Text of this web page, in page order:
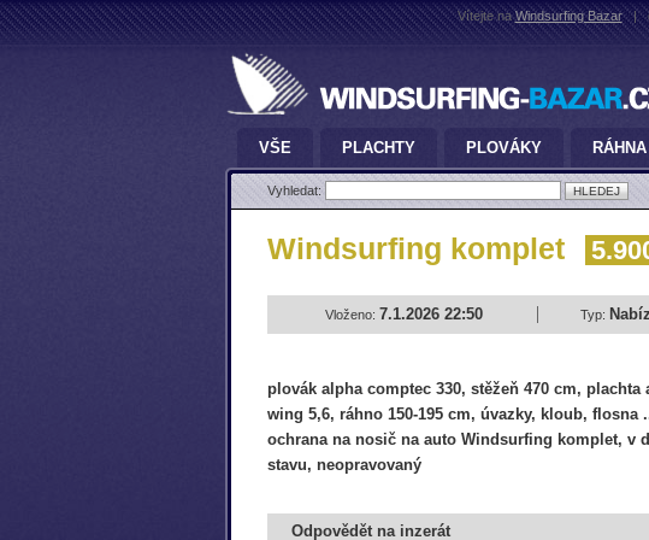
Vítejte naWindsurfing Bazar |
VŠE PLACHTY PLOVÁKY RÁHNA
Vyhledat:
Windsurfing komplet
Vloženo: 7.1.2026 22:50 Typ:
plovák alpha comptec 330, stěžeň 470 cm, plachta
wing 5,6, ráhno 150-195 cm, úvazky, kloub, flosna
ochrana na nosič na auto Windsurfing komplet, v
stavu, neopravovaný
Odpovědět na inzerát